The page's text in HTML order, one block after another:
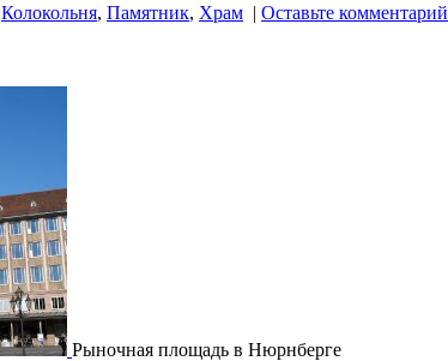
Колокольня, Памятник, Храм | Оставьте комментарий
Рыночная площадь в Нюрнберге